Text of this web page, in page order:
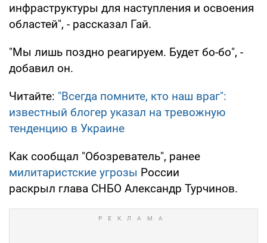
инфраструктуры для наступления и освоения
областей", - рассказал Гай.
"Мы лишь поздно реагируем. Будет бо-бо", -
добавил он.
Читайте: "Всегда помните, кто наш враг":
известный блогер указал на тревожную
тенденцию в Украине
Как сообщал "Обозреватель", ранее
милитаристские угрозы России
раскрыл глава СНБО Александр Турчинов.